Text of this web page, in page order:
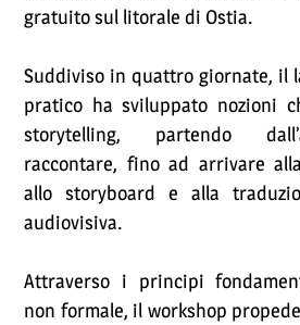
gratuito sul litorale di Ostia.
Suddiviso in quattro giornate, il
pratico ha sviluppato nozioni
storytelling, partendo
raccontare, fino ad arrivare
allo storyboard e alla
audiovisiva.
Attraverso i principi
non formale, il workshop